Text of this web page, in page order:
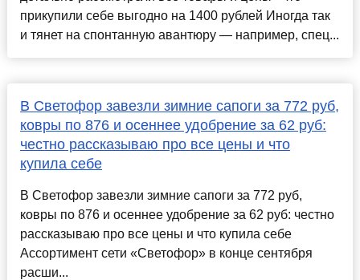
прикупили себе выгодно на 1400 рублей Иногда так
и тянет на спонтанную авантюру — например, спец...
В Светофор завезли зимние сапоги за 772 руб,
ковры по 876 и осеннее удобрение за 62 руб:
честно рассказываю про все цены и что
купила себе
В Светофор завезли зимние сапоги за 772 руб,
ковры по 876 и осеннее удобрение за 62 руб: честно
рассказываю про все цены и что купила себе
Ассортимент сети «Светофор» в конце сентября
расши...